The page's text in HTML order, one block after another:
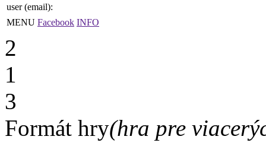
user (email):
MENU Facebook INFO
2
1
3
Formát hry(hra pre